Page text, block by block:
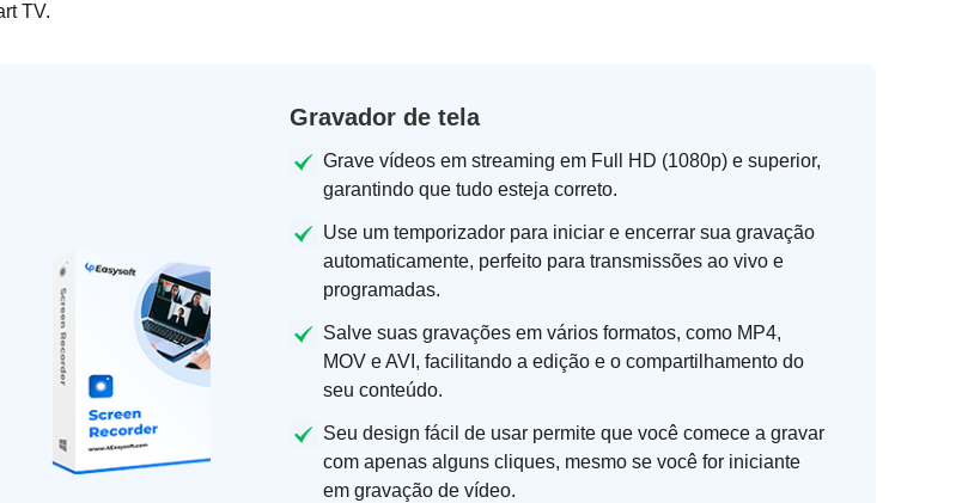
TV.
Gravador de tela
Grave vídeos em streaming em Full HD (1080p) e superior,
garantindo que tudo esteja correto.
Use um temporizador para iniciar e encerrar sua gravação
automaticamente, perfeito para transmissões ao vivo e
programadas.
Salve suas gravações em vários formatos, como MP4,
MOV e AVI, facilitando a edição e o compartilhamento do
seu conteúdo.
Seu design fácil de usar permite que você comece a gravar
com apenas alguns cliques, mesmo se você for iniciante
em gravação de vídeo.